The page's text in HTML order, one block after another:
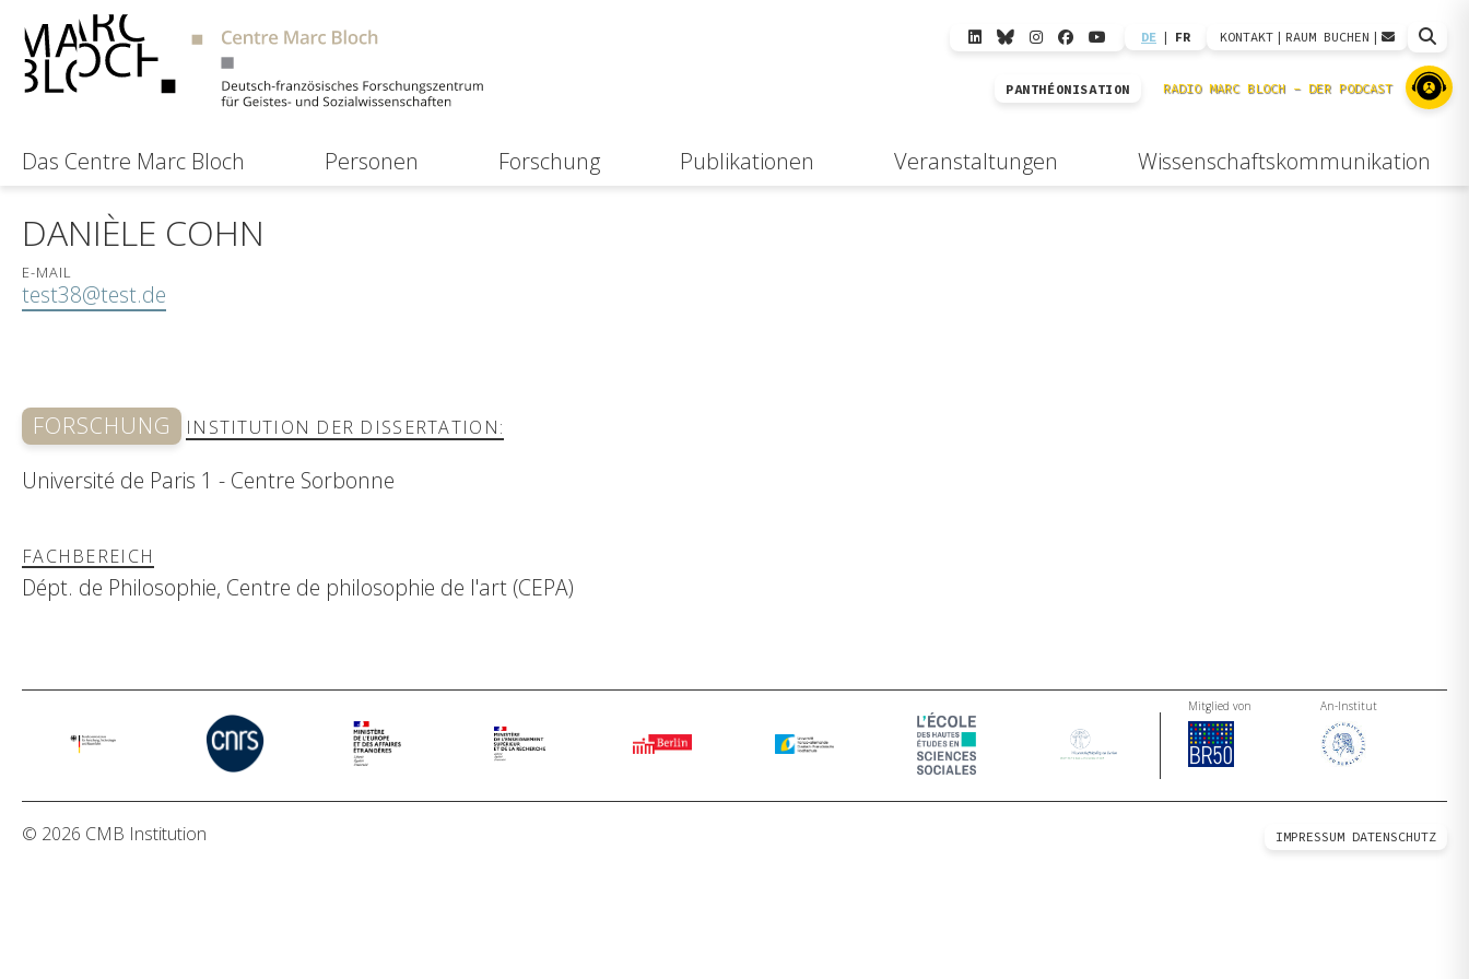
DE | FR KONTAKT | RAUM BUCHEN |
PANTHÉONISATION
Das Centre Marc Bloch Personen Forschung Publikationen Veranstaltungen Wissenschaftskommunikation
DANIÈLE COHN
E-MAIL
test38@test.de
FORSCHUNG INSTITUTION DER DISSERTATION:
Université de Paris 1 - Centre Sorbonne
FACHBEREICH
Dépt. de Philosophie, Centre de philosophie de l'art (CEPA)
Mitglied von An-Institut
© 2026 CMB Institution IMPRESSUM DATENSCHUTZ